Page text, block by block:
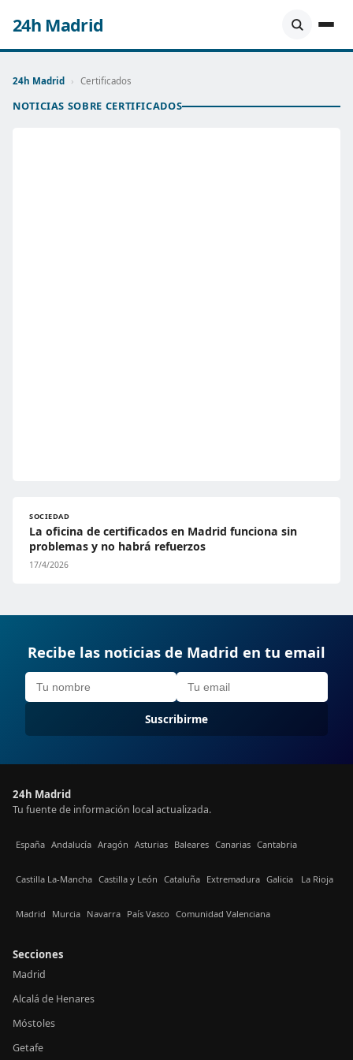
24h Madrid
24h Madrid › Certificados
NOTICIAS SOBRE CERTIFICADOS
SOCIEDAD
La oficina de certificados en Madrid funciona sin
problemas y no habrá refuerzos
17/4/2026
Recibe las noticias de Madrid en tu email
Suscribirme
24h Madrid
Tu fuente de información local actualizada.
España Andalucía Aragón Asturias Baleares Canarias Cantabria
Castilla La-Mancha Castilla y León Cataluña Extremadura Galicia La Rioja
Madrid Murcia Navarra País Vasco Comunidad Valenciana
Secciones
Madrid
Alcalá de Henares
Móstoles
Getafe